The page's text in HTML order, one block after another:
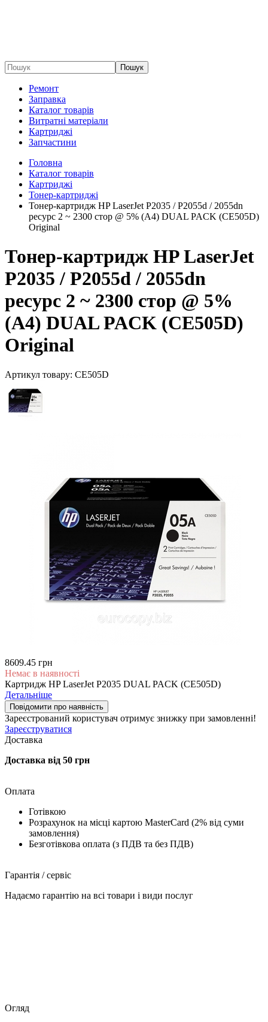
Пошук
Ремонт
Заправка
Каталог товарів
Витратні матеріали
Картриджі
Запчастини
Головна
Каталог товарів
Картриджі
Тонер-картриджі
Тонер-картридж HP LaserJet P2035 / P2055d / 2055dn
ресурс 2 ~ 2300 стор @ 5% (A4) DUAL PACK (CE505D)
Original
Тонер-картридж HP LaserJet
P2035 / P2055d / 2055dn
ресурс 2 ~ 2300 стор @ 5%
(A4) DUAL PACK (CE505D)
Original
Артикул товару: CE505D
8609.45 грн
Немає в наявності
Картридж HP LaserJet P2035 DUAL PACK (CE505D)
Детальніше
Повідомити про наявність
Зареєстрований користувач отримує знижку при замовленні!
Зареєструватися
Доставка
Доставка від 50 грн
Оплата
Готівкою
Розрахунок на місці картою MasterCard (2% від суми
замовлення)
Безготівкова оплата (з ПДВ та без ПДВ)
Гарантія / сервіс
Надаємо гарантію на всі товари і види послуг
Огляд